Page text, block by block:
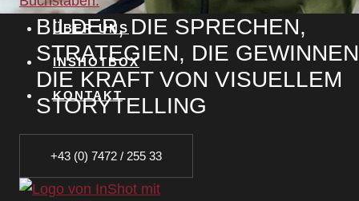
ÜBER UNS
INSHOTBOX
KONTAKT
+43 (0) 7472 / 255 33
BILDER, DIE SPRECHEN,
STRATEGIEN, DIE GEWINNEN
DIE KRAFT VON VISUELLEM
STORYTELLING